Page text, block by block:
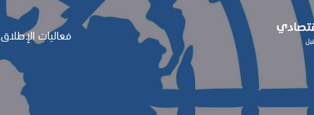
فعاليات الإطلاق